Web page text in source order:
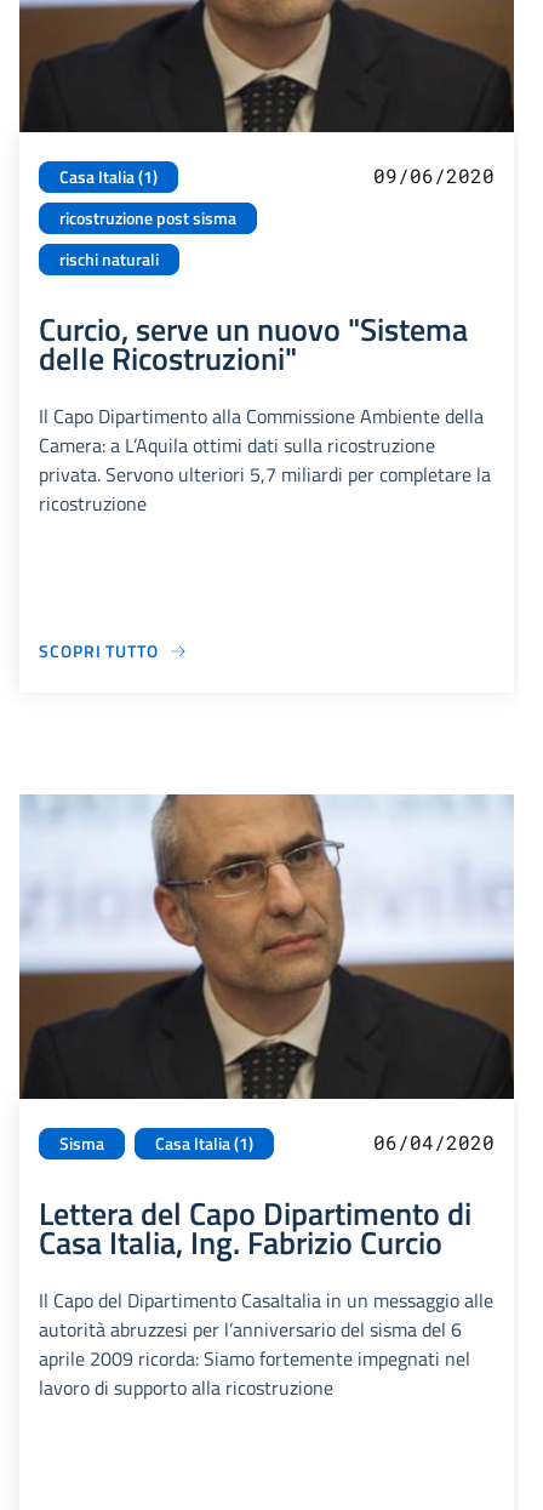
Casa Italia (1)
ricostruzione post sisma
rischi naturali
09/06/2020
Curcio, serve un nuovo "Sistema
delle Ricostruzioni"
Il Capo Dipartimento alla Commissione Ambiente della
Camera: a L’Aquila ottimi dati sulla ricostruzione
privata. Servono ulteriori 5,7 miliardi per completare la
ricostruzione
SCOPRI TUTTO
Sisma Casa Italia (1) 06/04/2020
Lettera del Capo Dipartimento di
Casa Italia, Ing. Fabrizio Curcio
Il Capo del Dipartimento CasaItalia in un messaggio alle
autorità abruzzesi per l’anniversario del sisma del 6
aprile 2009 ricorda: Siamo fortemente impegnati nel
lavoro di supporto alla ricostruzione